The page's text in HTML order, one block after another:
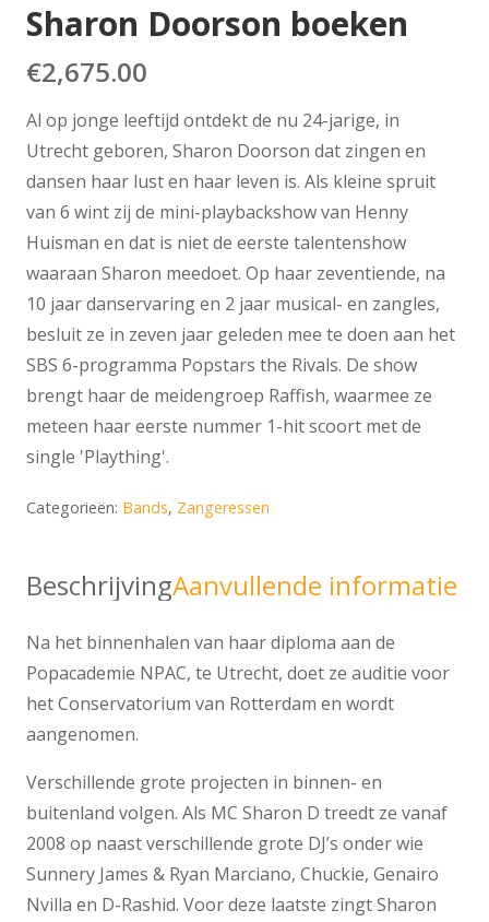
Sharon Doorson boeken
€2,675.00
Al op jonge leeftijd ontdekt de nu 24-jarige, in
Utrecht geboren, Sharon Doorson dat zingen en
dansen haar lust en haar leven is. Als kleine spruit
van 6 wint zij de mini-playbackshow van Henny
Huisman en dat is niet de eerste talentenshow
waaraan Sharon meedoet. Op haar zeventiende, na
10 jaar danservaring en 2 jaar musical- en zangles,
besluit ze in zeven jaar geleden mee te doen aan het
SBS 6-programma Popstars the Rivals. De show
brengt haar de meidengroep Raffish, waarmee ze
meteen haar eerste nummer 1-hit scoort met de
single 'Plaything'.
Categorieën: Bands, Zangeressen
BeschrijvingAanvullende informatie
Na het binnenhalen van haar diploma aan de
Popacademie NPAC, te Utrecht, doet ze auditie voor
het Conservatorium van Rotterdam en wordt
aangenomen.
Verschillende grote projecten in binnen- en
buitenland volgen. Als MC Sharon D treedt ze vanaf
2008 op naast verschillende grote DJ’s onder wie
Sunnery James & Ryan Marciano, Chuckie, Genairo
Nvilla en D-Rashid. Voor deze laatste zingt Sharon